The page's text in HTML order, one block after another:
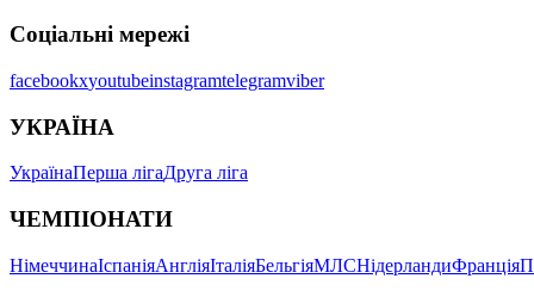
Соціальні мережі
facebookxyoutubeinstagramtelegramviber
УКРАЇНА
УкраїнаПерша лігаДруга ліга
ЧЕМПІОНАТИ
НімеччинаІспаніяАнгліяІталіяБельгіяМЛСНідерландиФранція